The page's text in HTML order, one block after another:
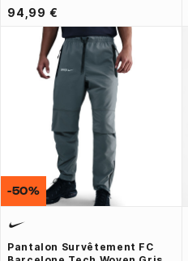
94,99 €
Pantalon Survêtement FC
-50%